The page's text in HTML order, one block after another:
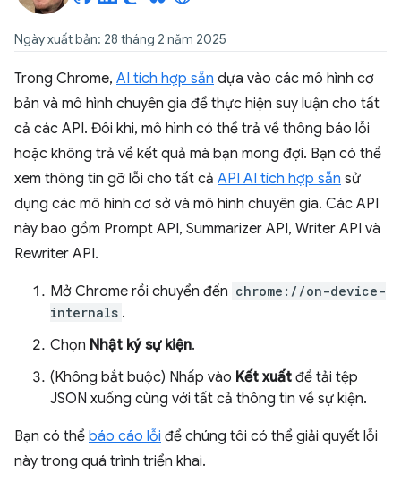
Ngày xuất bản: 28 tháng 2 năm 2025
Trong Chrome, AI tích hợp sẵn dựa vào các mô hình cơ
bản và mô hình chuyên gia để thực hiện suy luận cho tất
cả các API. Đôi khi, mô hình có thể trả về thông báo lỗi
hoặc không trả về kết quả mà bạn mong đợi. Bạn có thể
xem thông tin gỡ lỗi cho tất cả API AI tích hợp sẵn sử
dụng các mô hình cơ sở và mô hình chuyên gia. Các API
này bao gồm Prompt API, Summarizer API, Writer API và
Rewriter API.
Mở Chrome rồi chuyển đến chrome://on-device-
internals .
Chọn Nhật ký sự kiện.
(Không bắt buộc) Nhấp vào Kết xuất để tải tệp
JSON xuống cùng với tất cả thông tin về sự kiện.
Bạn có thể báo cáo lỗi để chúng tôi có thể giải quyết lỗi
này trong quá trình triển khai.